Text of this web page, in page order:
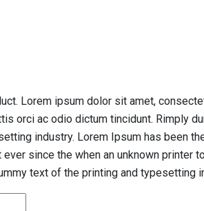
Lorem ipsum dolor sit amet,
orci ac odio dictum tincidunt. Rimply
industry. Lorem Ipsum has been
since the when an unknown printer
text of the printing and typesetting